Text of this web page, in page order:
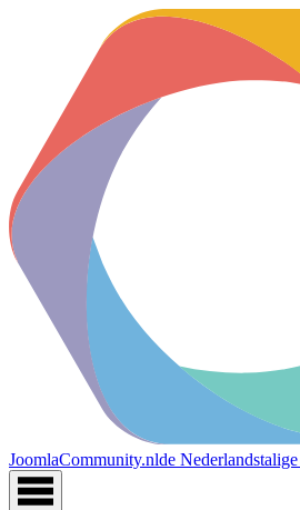
JoomlaCommunity.nlde